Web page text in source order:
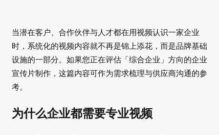
当潜在客户、合作伙伴与人才都在用视频认识一家企业
时，系统化的视频内容就不再是锦上添花，而是品牌基础
设施的一部分。如果您正在评估「综合企业」方向的企业
宣传片制作，这篇内容可作为需求梳理与供应商沟通的参
考。
为什么企业都需要专业视频